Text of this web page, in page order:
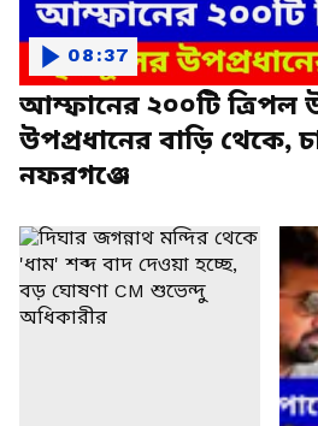
আম্ফানের ২০০টি ত্রিপল
উপপ্রধানের বাড়ি থেকে,
নফরগঞ্জে
08:37